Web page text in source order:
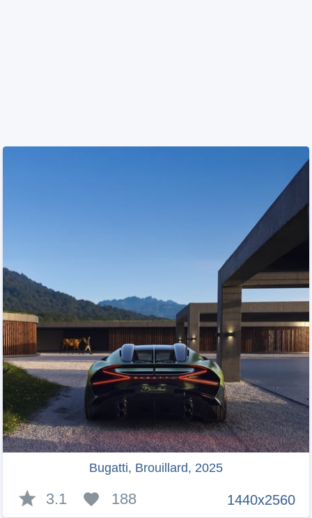
Bugatti, Brouillard, 2025
1440x2560
3.1 188